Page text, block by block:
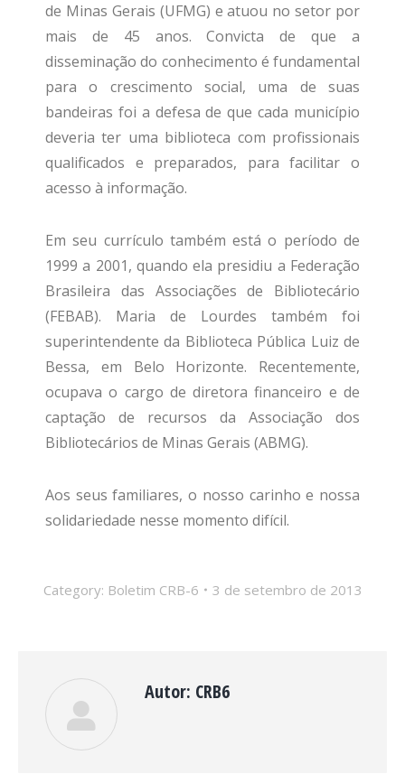
de Minas Gerais (UFMG) e atuou no setor por
mais de 45 anos. Convicta de que a
disseminação do conhecimento é fundamental
para o crescimento social, uma de suas
bandeiras foi a defesa de que cada município
deveria ter uma biblioteca com profissionais
qualificados e preparados, para facilitar o
acesso à informação.
Em seu currículo também está o período de
1999 a 2001, quando ela presidiu a Federação
Brasileira das Associações de Bibliotecário
(FEBAB). Maria de Lourdes também foi
superintendente da Biblioteca Pública Luiz de
Bessa, em Belo Horizonte. Recentemente,
ocupava o cargo de diretora financeiro e de
captação de recursos da Associação dos
Bibliotecários de Minas Gerais (ABMG).
Aos seus familiares, o nosso carinho e nossa
solidariedade nesse momento difícil.
Category: Boletim CRB-6 3 de setembro de 2013
Autor: CRB6